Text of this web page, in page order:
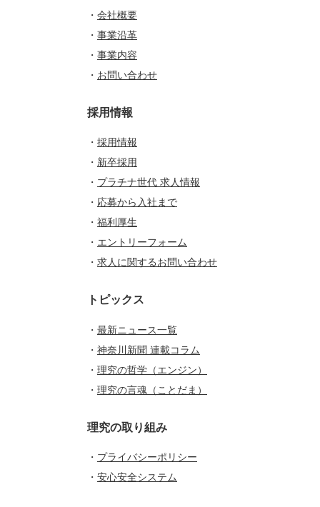
・ 会社概要
・ 事業沿革
・ 事業内容
・ お問い合わせ
採用情報
・ 採用情報
・ 新卒採用
・ プラチナ世代 求人情報
・ 応募から入社まで
・ 福利厚生
・ エントリーフォーム
・ 求人に関するお問い合わせ
トピックス
・ 最新ニュース一覧
・ 神奈川新聞 連載コラム
・ 理究の哲学（エンジン）
・ 理究の言魂（ことだま）
理究の取り組み
・ プライバシーポリシー
・ 安心安全システム